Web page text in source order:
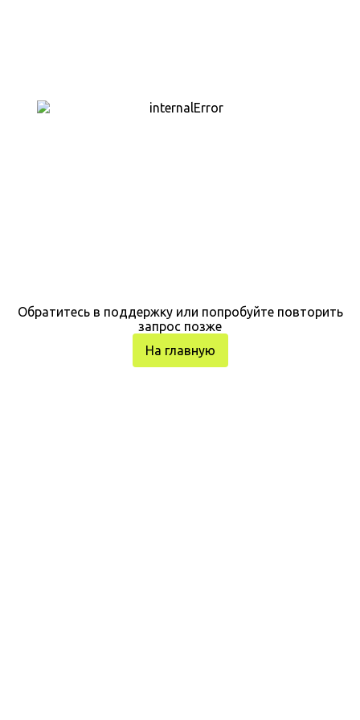
Обратитесь в поддержку или попробуйте повторить
запрос позже
На главную